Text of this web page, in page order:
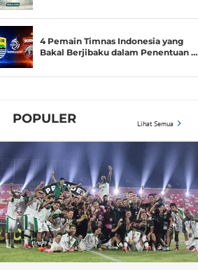
4 Pemain Timnas Indonesia yang
Bakal Berjibaku dalam Penentuan …
POPULER Lihat Semua